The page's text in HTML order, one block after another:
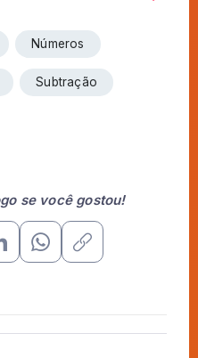
Números
Subtração
se você gostou!